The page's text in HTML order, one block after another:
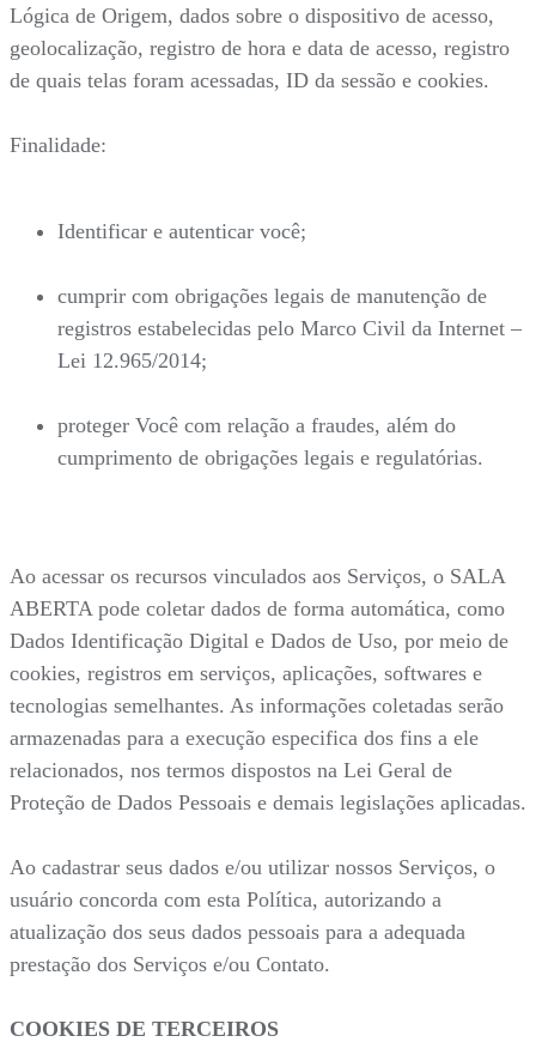
Lógica de Origem, dados sobre o dispositivo de acesso,
geolocalização, registro de hora e data de acesso, registro
de quais telas foram acessadas, ID da sessão e cookies.
Finalidade:
Identificar e autenticar você;
cumprir com obrigações legais de manutenção de
registros estabelecidas pelo Marco Civil da Internet –
Lei 12.965/2014;
proteger Você com relação a fraudes, além do
cumprimento de obrigações legais e regulatórias.
Ao acessar os recursos vinculados aos Serviços, o SALA
ABERTA pode coletar dados de forma automática, como
Dados Identificação Digital e Dados de Uso, por meio de
cookies, registros em serviços, aplicações, softwares e
tecnologias semelhantes. As informações coletadas serão
armazenadas para a execução especifica dos fins a ele
relacionados, nos termos dispostos na Lei Geral de
Proteção de Dados Pessoais e demais legislações aplicadas.
Ao cadastrar seus dados e/ou utilizar nossos Serviços, o
usuário concorda com esta Política, autorizando a
atualização dos seus dados pessoais para a adequada
prestação dos Serviços e/ou Contato.
COOKIES DE TERCEIROS